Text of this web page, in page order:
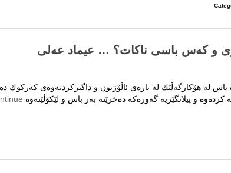
و كه‌س باسی ناكات؟ … عیماد عه‌لی
باس له‌ هۆكارگه‌ڵێك له‌ باره‌ی ئاڵۆزبون و داگیركردنه‌وه‌ی كه‌ركوك
كرده‌وه‌ و پیلانگێریه‌ گه‌وره‌كه‌ ده‌خرێته‌ به‌ر باس و لێكۆڵێنه‌وه‌